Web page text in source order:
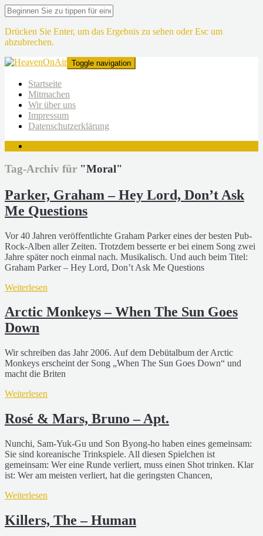
Drücken Sie Enter, um das Ergebnis zu sehen oder Esc um
abzubrechen.
Toggle navigation
Startseite
Mitmachen
Wir über uns
Impressum
Datenschutzerklärung
Tag-Archiv für "Moral"
Parker, Graham – Hey Lord, Don’t Ask
Me Questions
Vor 40 Jahren veröffentlichte Graham Parker eines der besten Pub-
Rock-Alben aller Zeiten. Trotzdem besserte er bei einem Song zwei
Jahre später noch einmal nach. Musikalisch. Und auch beim Titel:
Graham Parker – Hey Lord, Don’t Ask Me Questions
Weiterlesen
Arctic Monkeys – When The Sun Goes
Down
Wir schreiben das Jahr 2006. Auf dem Debütalbum der Arctic
Monkeys erscheint der Song „When The Sun Goes Down“ und
macht die Briten
Weiterlesen
Rosé & Mars, Bruno – Apt.
Nunchi, Sam-Yuk-Gu und Son Byong-ho haben eines gemeinsam:
Sie sind koreanische Trinkspiele. All diesen Spielchen ist
gemeinsam: Wer eine Runde verliert, muss einen Shot trinken. Klar
ist: Wer am meisten verliert, hat die geringsten Chancen,
Weiterlesen
Killers, The – Human